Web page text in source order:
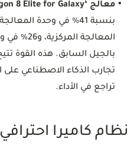
• معالج ‘Snapdragon 8 Elite for Galaxy’:
المعالجة
بالجيل السابق. هذه القوة
تجارب الذكاء الاصطناعي على
تراجع في الأداء.